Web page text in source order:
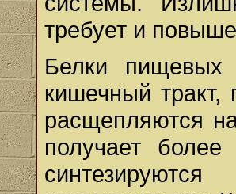
требует и
Белки пищевых
кишечный
расщепляются
получает